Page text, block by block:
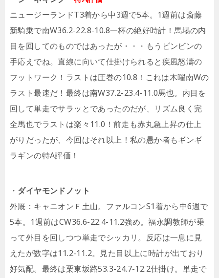
ニュージーランドT3着から中3週で5本。1週前は斎藤
新騎乗で南W36.2-22.8-10.8一杯の絶好時計！馬場の内
目を回してのものではあったが・・・もうビンビンの
手応えでね。直線に向いて仕掛けられると疾風怒濤の
フットワーク！ラストは圧巻の10.8！これは木曜南Wの
ラスト最速だ！最終は南W37.2-23.4-11.0馬也。内目を
回して単走でサラッとであったのだが、リズム良く完
全馬也でラストは楽々11.0！前走も赤丸急上昇の仕上
がりだったが、今回はそれ以上！私の愚か者もギンギ
ラギンの特A評価！
・ ダイヤモンドノット
外厩：キャニオンＦ土山。ファルコンS1着から中6週で
5本。1週前はCW36.6-22.4-11.2強め。福永調教師が乗
って外目を回しつつ単走でシッカリ。反応は一息に見
えたが数字は11.2-11.2。見た目以上に時計が出ており
好気配。最終は栗東坂路53.3-24.7-12.2仕掛け。単走で